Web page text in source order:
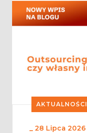
AKTUALNOŚCI
_ 28 Lipca 2026